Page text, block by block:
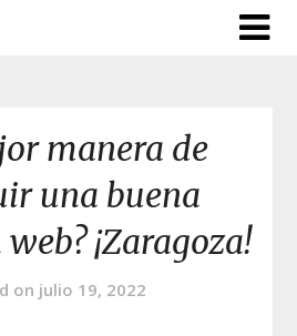
manera de
una buena
¡Zaragoza!
on julio 19, 2022